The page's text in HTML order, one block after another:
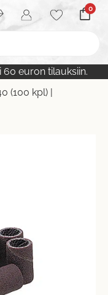
0
euron tilauksiin.
(100 kpl) |